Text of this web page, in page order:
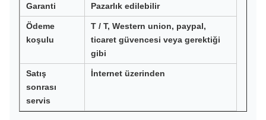
Garanti Pazarlık edilebilir
Ödeme
koşulu
T / T, Western union, paypal,
ticaret güvencesi veya gerektiği
gibi
Satış
sonrası
servis
İnternet üzerinden